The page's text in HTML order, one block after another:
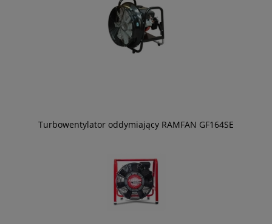
Turbowentylator oddymiający RAMFAN GF164SE